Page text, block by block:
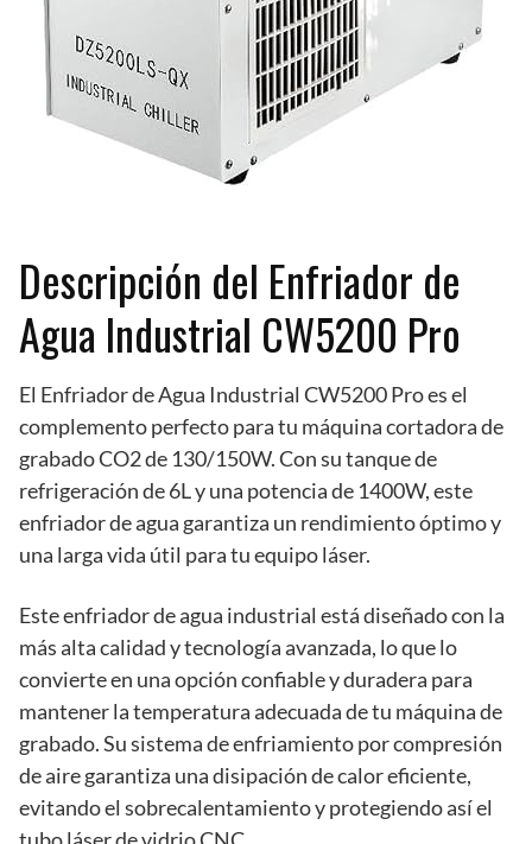
Descripción del Enfriador de
Agua Industrial CW5200 Pro
El Enfriador de Agua Industrial CW5200 Pro es el
complemento perfecto para tu máquina cortadora de
grabado CO2 de 130/150W. Con su tanque de
refrigeración de 6L y una potencia de 1400W, este
enfriador de agua garantiza un rendimiento óptimo y
una larga vida útil para tu equipo láser.
Este enfriador de agua industrial está diseñado con la
más alta calidad y tecnología avanzada, lo que lo
convierte en una opción confiable y duradera para
mantener la temperatura adecuada de tu máquina de
grabado. Su sistema de enfriamiento por compresión
de aire garantiza una disipación de calor eficiente,
evitando el sobrecalentamiento y protegiendo así el